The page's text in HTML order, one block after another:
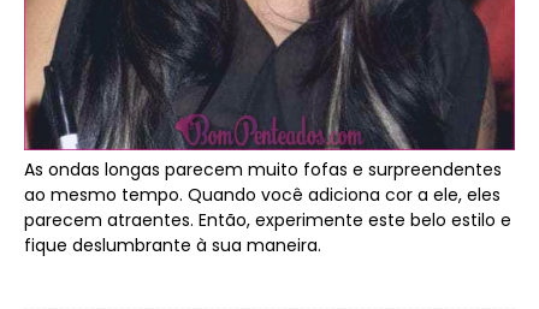
As ondas longas parecem muito fofas e surpreendentes
ao mesmo tempo. Quando você adiciona cor a ele, eles
parecem atraentes. Então, experimente este belo estilo e
fique deslumbrante à sua maneira.